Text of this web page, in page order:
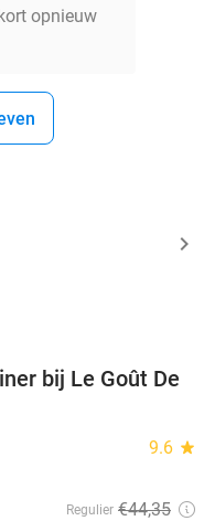
opnieuw
39%
bij Le Goût De
9.6 star
Regulier €44,35